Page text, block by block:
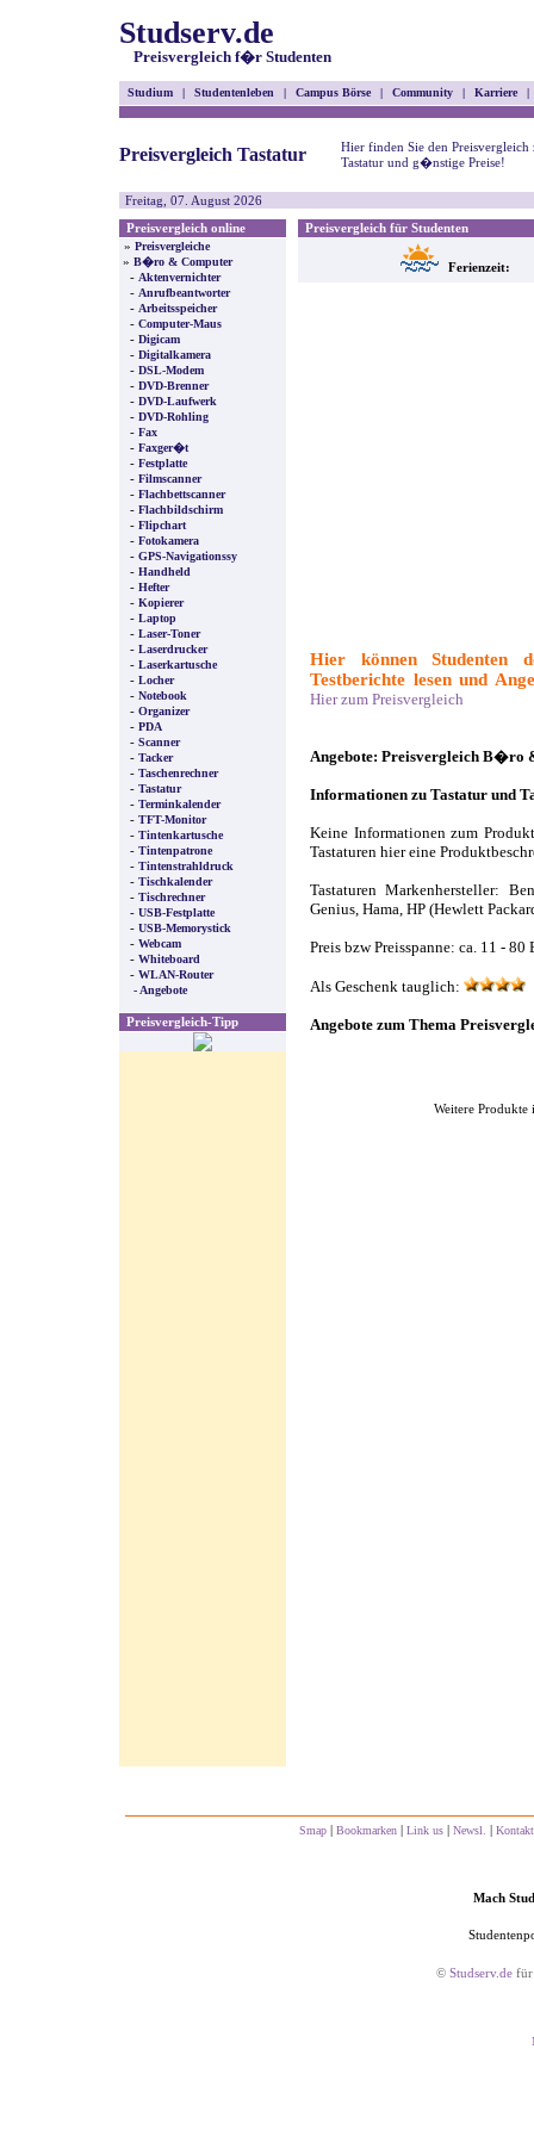
Studserv.de
Preisvergleich f�r Studenten
Studium | Studentenleben | Campus Börse | Community | Karriere |
Preisvergleich Tastatur
Hier finden Sie den Preisvergleich
Tastatur und g�nstige Preise!
Freitag, 07. August 2026
Preisvergleich online
» Preisvergleiche
» B�ro & Computer
- Aktenvernichter
- Anrufbeantworter
- Arbeitsspeicher
- Computer-Maus
- Digicam
- Digitalkamera
- DSL-Modem
- DVD-Brenner
- DVD-Laufwerk
- DVD-Rohling
- Fax
- Faxger�t
- Festplatte
- Filmscanner
- Flachbettscanner
- Flachbildschirm
- Flipchart
- Fotokamera
- GPS-Navigationssy
- Handheld
- Hefter
- Kopierer
- Laptop
- Laser-Toner
- Laserdrucker
- Laserkartusche
- Locher
- Notebook
- Organizer
- PDA
- Scanner
- Tacker
- Taschenrechner
- Tastatur
- Terminkalender
- TFT-Monitor
- Tintenkartusche
- Tintenpatrone
- Tintenstrahldruck
- Tischkalender
- Tischrechner
- USB-Festplatte
- USB-Memorystick
- Webcam
- Whiteboard
- WLAN-Router
- Angebote
Preisvergleich-Tipp
Preisvergleich für Studenten
Ferienzeit:
Hier können Studenten
Testberichte lesen und
Hier zum Preisvergleich
Angebote: Preisvergleich B�ro
Informationen zu Tastatur und
Keine Informationen zum
Tastaturen hier eine
Tastaturen Markenhersteller:
Genius, Hama, HP (Hewlett
Preis bzw Preisspanne: ca. 11 - 80
Als Geschenk tauglich:
Angebote zum Thema
Weitere Produkte
Smap | Bookmarken | Link us | Newsl. | Kontakt
Mach
© Studserv.de für